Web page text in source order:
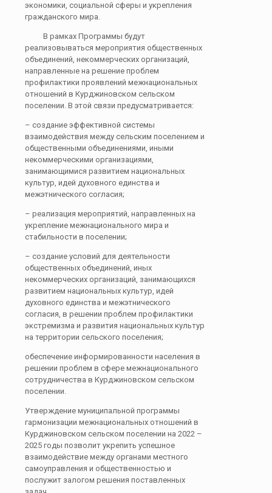
экономики, социальной сферы и укрепления
гражданского мира.
В рамках Программы будут
реализовываться мероприятия общественных
объединений, некоммерческих организаций,
направленные на решение проблем
профилактики проявлений межнациональных
отношений в Курджиновском сельском
поселении. В этой связи предусматривается:
– создание эффективной системы
взаимодействия между сельским поселением и
общественными объединениями, иными
некоммерческими организациями,
занимающимися развитием национальных
культур, идей духовного единства и
межэтнического согласия;
– реализация мероприятий, направленных на
укрепление межнационального мира и
стабильности в поселении;
– создание условий для деятельности
общественных объединений, иных
некоммерческих организаций, занимающихся
развитием национальных культур, идей
духовного единства и межэтнического
согласия, в решении проблем профилактики
экстремизма и развития национальных культур
на территории сельского поселения;
обеспечение информированности населения в
решении проблем в сфере межнационального
сотрудничества в Курджиновском сельском
поселении.
Утверждение муниципальной программы
гармонизации межнациональных отношений в
Курджиновском сельском поселении на 2022 –
2025 годы позволит укрепить успешное
взаимодействие между органами местного
самоуправления и общественностью и
послужит залогом решения поставленных